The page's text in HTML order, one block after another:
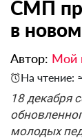
СМП
в
Автор: Мой
На чтение:
18 декабря
молодых